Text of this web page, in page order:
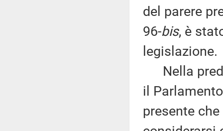
del parere
96-bis, è
legislazione.
Nella
il
presente